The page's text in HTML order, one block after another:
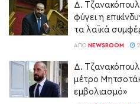
Δ.
φύγει η
τα λαϊκά
ΑΠΌ NEWSROOM
Δ.
μέτρο
εμβολιασμό»